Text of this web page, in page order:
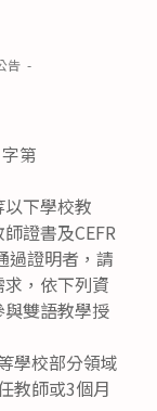
告
第
下學校教
證書及CEFR
過證明者，請
，依下列資
雙語教學授
學校部分領域
教師或3個月